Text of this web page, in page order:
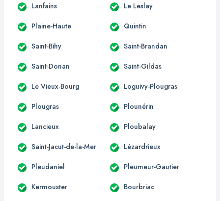
Lanfains Le Leslay
Plaine-Haute Quintin
Saint-Bihy Saint-Brandan
Saint-Donan Saint-Gildas
Le Vieux-Bourg Loguivy-Plougras
Plougras Plounérin
Lancieux Ploubalay
Saint-Jacut-de-la-Mer Lézardrieux
Pleudaniel Pleumeur-Gautier
Kermouster Bourbriac